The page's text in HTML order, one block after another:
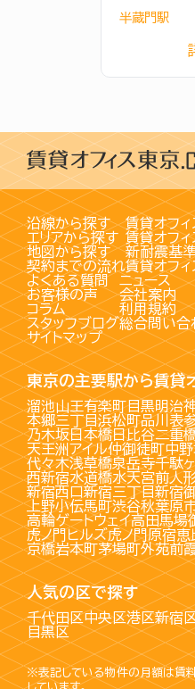
半蔵門駅
沿線から探す
エリアから探す
地図から探す
契約までの流れ
賃貸オフ
賃貸オフ
新耐震基
賃貸オフ
よくある質問
お客様の声
コラム
スタッフブログ
サイトマップ
ニュース
会社案内
利用規約
総合問い合
東京の主要駅から賃貸
溜池山王有楽町目黒明治
本郷三丁目浜松町品川 表
乃木坂日本橋日比谷二重
天王洲アイル仲御徒町中
代々木浅草橋泉岳寺千駄
西新宿水道橋水天宮前人
新宿西口新宿三丁目新宿
上野小伝馬町渋谷秋葉原
高輪ゲートウェイ高田馬場
虎ノ門ヒルズ虎ノ門原宿恵
京橋岩本町茅場町外苑前
人気の区で探す
千代田区中央区港区新宿区
目黒区
※表記している物件の月額は賃
しています。